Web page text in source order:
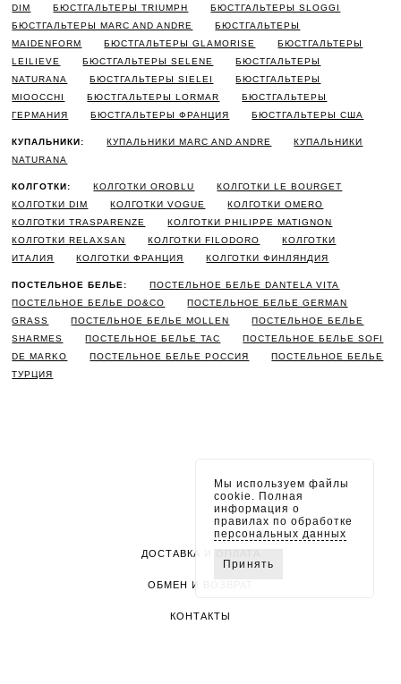
DIM
БЮСТГАЛЬТЕРЫ TRIUMPH
БЮСТГАЛЬТЕРЫ SLOGGI
БЮСТГАЛЬТЕРЫ MARC AND ANDRE
БЮСТГАЛЬТЕРЫ
MAIDENFORM
БЮСТГАЛЬТЕРЫ GLAMORISE
БЮСТГАЛЬТЕРЫ
LEILIEVE
БЮСТГАЛЬТЕРЫ SELENE
БЮСТГАЛЬТЕРЫ
NATURANA
БЮСТГАЛЬТЕРЫ SIELEI
БЮСТГАЛЬТЕРЫ
MIOOCCHI
БЮСТГАЛЬТЕРЫ LORMAR
БЮСТГАЛЬТЕРЫ
ГЕРМАНИЯ
БЮСТГАЛЬТЕРЫ ФРАНЦИЯ БЮСТГАЛЬТЕРЫ США
КУПАЛЬНИКИ: КУПАЛЬНИКИ MARC AND ANDRE
КУПАЛЬНИКИ
NATURANA
КОЛГОТКИ: КОЛГОТКИ OROBLU
КОЛГОТКИ LE BOURGET
КОЛГОТКИ DIM
КОЛГОТКИ VOGUE
КОЛГОТКИ OMERO
КОЛГОТКИ TRASPARENZE
КОЛГОТКИ PHILIPPE MATIGNON
КОЛГОТКИ RELAXSAN
КОЛГОТКИ FILODORO
КОЛГОТКИ
ИТАЛИЯ
КОЛГОТКИ ФРАНЦИЯ КОЛГОТКИ ФИНЛЯНДИЯ
ПОСТЕЛЬНОЕ БЕЛЬЕ:
ПОСТЕЛЬНОЕ БЕЛЬЕ DANTELA VITA
ПОСТЕЛЬНОЕ БЕЛЬЕ DO&CO
ПОСТЕЛЬНОЕ БЕЛЬЕ GERMAN
GRASS
ПОСТЕЛЬНОЕ БЕЛЬЕ MOLLEN
ПОСТЕЛЬНОЕ БЕЛЬЕ
SHARMES
ПОСТЕЛЬНОЕ БЕЛЬЕ TAC
ПОСТЕЛЬНОЕ БЕЛЬЕ SOFI
DE MARKO
ПОСТЕЛЬНОЕ БЕЛЬЕ РОССИЯ
ПОСТЕЛЬНОЕ БЕЛЬЕ
ТУРЦИЯ
ДОСТАВКА И ОПЛАТА
ОБМЕН И ВОЗВРАТ
КОНТАКТЫ
Мы используем файлы
cookie. Полная
информация о
правилах по обработке
персональных данных
Принять